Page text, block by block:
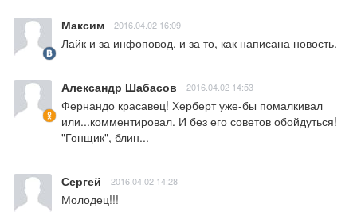
Максим 2016.04.02 16:09
Лайк и за инфоповод, и за то, как написана новость.
Александр Шабасов 2016.04.02 14:53
Фернандо красавец! Херберт уже-бы помалкивал
или...комментировал. И без его советов обойдуться!
"Гонщик", блин...
Сергей 2016.04.02 14:28
Молодец!!!